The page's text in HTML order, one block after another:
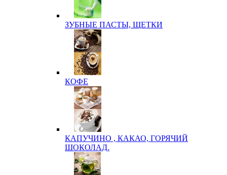
ЗУБНЫЕ ПАСТЫ, ЩЕТКИ
КОФЕ
КАПУЧИНО , КАКАО, ГОРЯЧИЙ
ШОКОЛАД.